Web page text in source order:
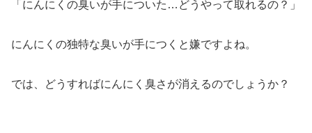
「にんにくの臭いが手についた…どうやって取れるの？」
にんにくの独特な臭いが手につくと嫌ですよね。
では、どうすればにんにく臭さが消えるのでしょうか？